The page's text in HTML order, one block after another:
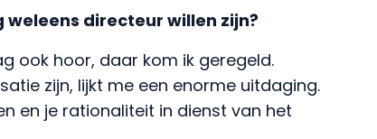
weleens directeur willen zijn?
ook hoor, daar kom ik geregeld.
zijn, lijkt me een enorme uitdaging.
en je rationaliteit in dienst van het